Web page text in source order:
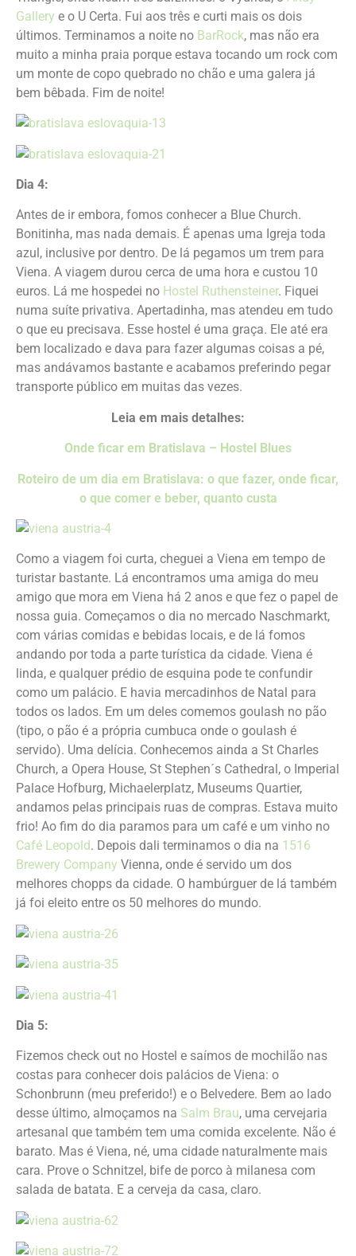
Gallery e o U Certa. Fui aos três e curti mais os dois
últimos. Terminamos a noite no BarRock, mas não era
muito a minha praia porque estava tocando um rock com
um monte de copo quebrado no chão e uma galera já
bem bêbada. Fim de noite!
Dia 4:
Antes de ir embora, fomos conhecer a Blue Church.
Bonitinha, mas nada demais. É apenas uma Igreja toda
azul, inclusive por dentro. De lá pegamos um trem para
Viena. A viagem durou cerca de uma hora e custou 10
euros. Lá me hospedei no Hostel Ruthensteiner. Fiquei
numa suíte privativa. Apertadinha, mas atendeu em tudo
o que eu precisava. Esse hostel é uma graça. Ele até era
bem localizado e dava para fazer algumas coisas a pé,
mas andávamos bastante e acabamos preferindo pegar
transporte público em muitas das vezes.
Leia em mais detalhes:
Onde ficar em Bratislava – Hostel Blues
Roteiro de um dia em Bratislava: o que fazer, onde ficar,
o que comer e beber, quanto custa
Como a viagem foi curta, cheguei a Viena em tempo de
turistar bastante. Lá encontramos uma amiga do meu
amigo que mora em Viena há 2 anos e que fez o papel de
nossa guia. Começamos o dia no mercado Naschmarkt,
com várias comidas e bebidas locais, e de lá fomos
andando por toda a parte turística da cidade. Viena é
linda, e qualquer prédio de esquina pode te confundir
como um palácio. E havia mercadinhos de Natal para
todos os lados. Em um deles comemos goulash no pão
(tipo, o pão é a própria cumbuca onde o goulash é
servido). Uma delícia. Conhecemos ainda a St Charles
Church, a Opera House, St Stephen´s Cathedral, o Imperial
Palace Hofburg, Michaelerplatz, Museums Quartier,
andamos pelas principais ruas de compras. Estava muito
frio! Ao fim do dia paramos para um café e um vinho no
Café Leopold. Depois dali terminamos o dia na 1516
Brewery Company Vienna, onde é servido um dos
melhores chopps da cidade. O hambúrguer de lá também
já foi eleito entre os 50 melhores do mundo.
Dia 5:
Fizemos check out no Hostel e saímos de mochilão nas
costas para conhecer dois palácios de Viena: o
Schonbrunn (meu preferido!) e o Belvedere. Bem ao lado
desse último, almoçamos na Salm Brau, uma cervejaria
artesanal que também tem uma comida excelente. Não é
barato. Mas é Viena, né, uma cidade naturalmente mais
cara. Prove o Schnitzel, bife de porco à milanesa com
salada de batata. E a cerveja da casa, claro.